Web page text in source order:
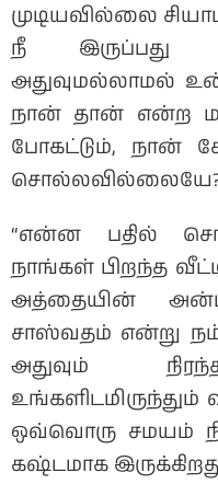
முடியவில்லை
நீ இருப்பது
அதுவுமல்லாமல்
நான் தான் என்ற
போகட்டும், நான்
“என்ன பதில்
நாங்கள் பிறந்த
அத்தையின்
சாஸ்வதம் என்று
அதுவும்
ஒவ்வொரு சமயம்
கஷ்டமாக